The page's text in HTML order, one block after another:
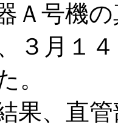
Ａ号機
３月１
。
果、直管